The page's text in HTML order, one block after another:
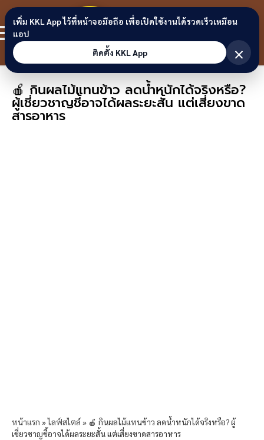
Skip to content
ขอนแก่น
ลิงก์
🍎 กินผลไม้แทนข้าว ลดน้ำหนักได้จริงหรือ?
ผู้เชี่ยวชาญชี้อาจได้ผลระยะสั้น แต่เสี่ยงขาด
สารอาหาร
หน้าแรก »ไลฟ์สไตล์» 🍎 กินผลไม้แทนข้าว ลดน้ำหนักได้จริงหรือ? ผู้
เชี่ยวชาญชี้อาจได้ผลระยะสั้น แต่เสี่ยงขาดสารอาหาร
เพิ่ม KKL App ไว้ที่หน้าจอมือถือ เพื่อเปิดใช้งานได้รวดเร็วเหมือน
แอป
ติดตั้ง KKL App
×